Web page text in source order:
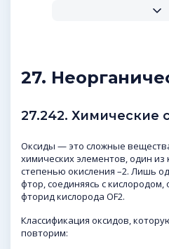
27.
27.242. Химические
Оксиды — это сложные
химических элементов, один из
степенью окисления –2. Лишь
фтор, соединяясь с кислородом,
фторид кислорода OF2.
Классификация оксидов,
повторим: